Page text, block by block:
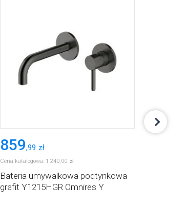
859,99 zł
Cena katalogowa: 1 240,00 zł
Bateria umywalkowa podtynkowa
grafit Y1215HGR Omnires Y